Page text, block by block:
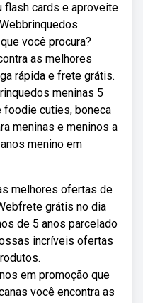
flash cards e aproveite
você procura?
as melhores
rápida e frete grátis.
meninas 5
foodie cuties, boneca
meninas e meninos a
menino em
melhores ofertas de
grátis no dia
de 5 anos parcelado
incríveis ofertas
em promoção que
você encontra as